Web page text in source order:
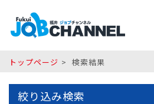
トップページ 検索結果
絞り込み検索